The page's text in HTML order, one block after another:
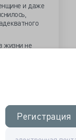
Регистрация
Регистрация
и даже
жизни не
не особо
пола,
на
вплоть
не